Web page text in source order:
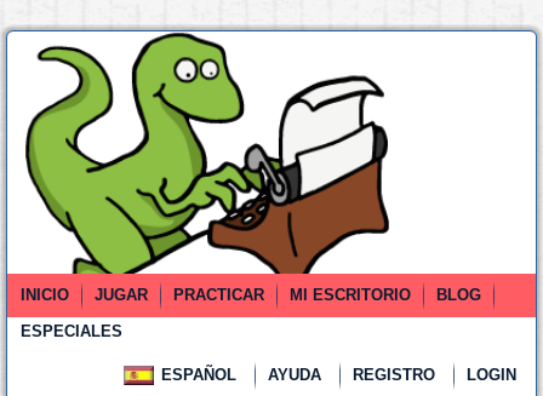
INICIO JUGAR PRACTICAR MI ESCRITORIO
BLOG
ESPECIALES
ESPAÑOL AYUDA REGISTRO LOGIN